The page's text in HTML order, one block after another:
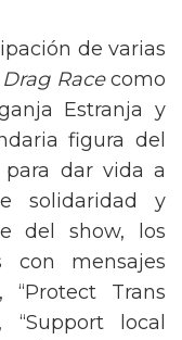
de varias
Drag Racecomo
Estranja y
figura del
para dar vida a
solidaridad y
del show, los
con mensajes
“Protect Trans
“Support local